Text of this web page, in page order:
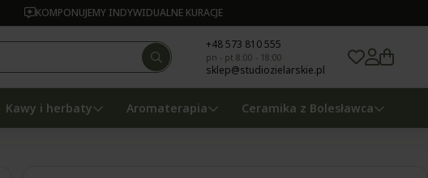
KOMPONUJEMY INDYWIDUALNE KURACJE
+48 573 810 555
pn - pt 8:00 - 18:00
sklep@studiozielarskie.pl
Kawy i herbaty Aromaterapia Ceramika z Bolesławca